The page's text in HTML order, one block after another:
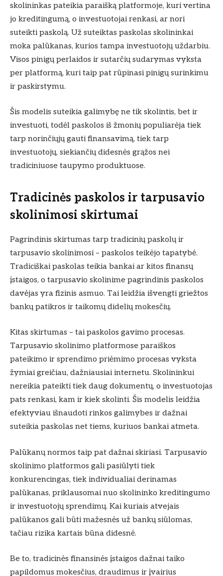
skolininkas pateikia paraišką platformoje, kuri vertina
jo kreditingumą, o investuotojai renkasi, ar nori
suteikti paskolą. Už suteiktas paskolas skolininkai
moka palūkanas, kurios tampa investuotojų uždarbiu.
Visos pinigų perlaidos ir sutarčių sudarymas vyksta
per platformą, kuri taip pat rūpinasi pinigų surinkimu
ir paskirstymu.
Šis modelis suteikia galimybę ne tik skolintis, bet ir
investuoti, todėl paskolos iš žmonių populiarėja tiek
tarp norinčiųjų gauti finansavimą, tiek tarp
investuotojų, siekiančių didesnės grąžos nei
tradiciniuose taupymo produktuose.
Tradicinės paskolos ir tarpusavio
skolinimosi skirtumai
Pagrindinis skirtumas tarp tradicinių paskolų ir
tarpusavio skolinimosi – paskolos teikėjo tapatybė.
Tradiciškai paskolas teikia bankai ar kitos finansų
įstaigos, o tarpusavio skolinime pagrindinis paskolos
davėjas yra fizinis asmuo. Tai leidžia išvengti griežtos
bankų patikros ir taikomų didelių mokesčių.
Kitas skirtumas – tai paskolos gavimo procesas.
Tarpusavio skolinimo platformose paraiškos
pateikimo ir sprendimo priėmimo procesas vyksta
žymiai greičiau, dažniausiai internetu. Skolininkui
nereikia pateikti tiek daug dokumentų, o investuotojas
pats renkasi, kam ir kiek skolinti. Šis modelis leidžia
efektyviau išnaudoti rinkos galimybes ir dažnai
suteikia paskolas net tiems, kuriuos bankai atmeta.
Palūkanų normos taip pat dažnai skiriasi. Tarpusavio
skolinimo platformos gali pasiūlyti tiek
konkurencingas, tiek individualiai derinamas
palūkanas, priklausomai nuo skolininko kreditingumo
ir investuotojų sprendimų. Kai kuriais atvejais
palūkanos gali būti mažesnės už bankų siūlomas,
tačiau rizika kartais būna didesnė.
Be to, tradicinės finansinės įstaigos dažnai taiko
papildomus mokesčius, draudimus ir įvairius